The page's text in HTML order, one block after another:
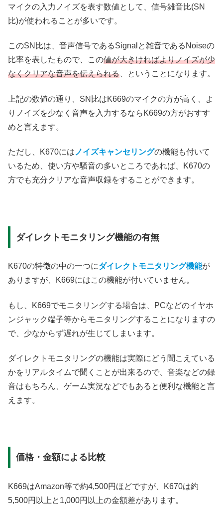
マイクの入力ノイズを表す数値として、信号雑音比(SN
比)が使われることが多いです。
このSN比は、音声信号であるSignalと雑音であるNoiseの
比率を表したもので、この値が大きければよりノイズが少
なくクリアな音声を伝えられる 、ということになります。
上記の数値の通り、SN比はK669のマイクの方が高く、よ
りノイズを少なく音声を入力するならK669の方がおすす
めと言えます。
ただし、K670には ノイズキャンセリングの機能も付いて
いるため、使い方や騒音の多いところであれば、K670の
方でも充分クリアな音声収録をすることができます。
ダイレクトモニタリング機能の有無
K670の特徴の中の一つにダイレクトモニタリング機能が
ありますが、K669にはこの機能が付いていません。
もし、K669でモニタリングする場合は、PCなどのイヤホ
ンジャック端子等からモニタリングすることになりますの
で、少なからず遅れが生じてしまいます。
ダイレクトモニタリングの機能は実際にどう聞こえている
かをリアルタイムで聞くことが出来るので、音楽などの録
音はもちろん、ゲーム実況などでもあると便利な機能と言
えます。
価格・金額による比較
K669はAmazon等で約4,500円ほどですが、K670は約
5,500円以上と1,000円以上の金額差があります。